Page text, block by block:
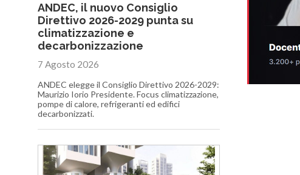
ANDEC, il nuovo Consiglio
Direttivo 2026-2029 punta su
climatizzazione e
decarbonizzazione
7 Agosto 2026
ANDEC elegge il Consiglio Direttivo 2026-2029:
Maurizio Iorio Presidente. Focus climatizzazione,
pompe di calore, refrigeranti ed edifici
decarbonizzati.